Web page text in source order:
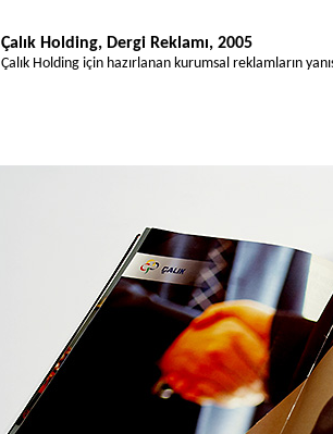
Çalık Holding, Dergi Reklamı, 2005
Çalık Holding için hazırlanan kurumsal reklamların